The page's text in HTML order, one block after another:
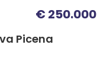
€ 250.000
Picena